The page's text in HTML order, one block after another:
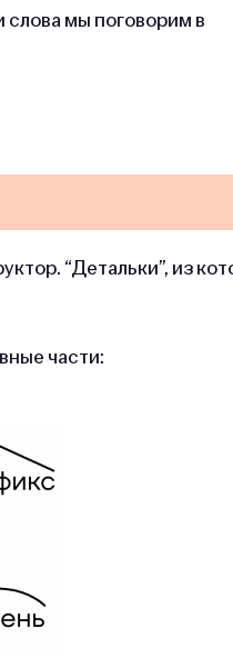
слова мы поговорим в
“Детальки”, из
части: